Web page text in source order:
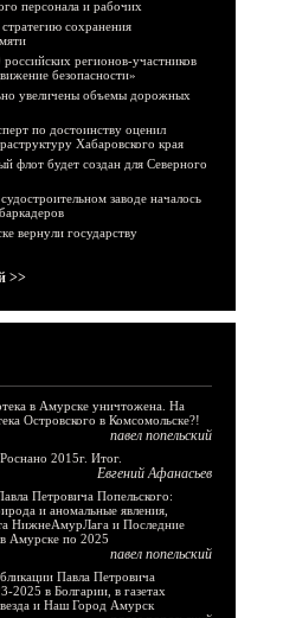
персонала и рабочих
сохранения
регионов-участников
безопасности»
увеличены объемы дорожных
по достоинству оценил
Хабаровского края
флот будет создан для Северного
заводе началось
вернули государству
>>
в Амурске уничтожена. На
Островского в Комсомольске?!
павел попельский
2015г. Итог.
Евгений Афанасьев
Петровича Попельского:
и аномальные явления,
НижнеАмурЛага и Последние
в Амурске по 2025
павел попельский
Павла Петровича
2025 в Болгарии, в газетах
и Наш Город Амурск